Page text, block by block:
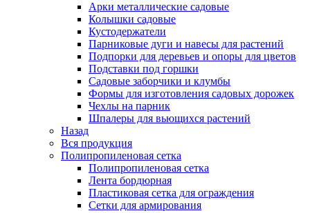
Арки металлические садовые
Колышки садовые
Кустодержатели
Парниковые дуги и навесы для растений
Подпорки для деревьев и опоры для цветов
Подставки под горшки
Садовые заборчики и клумбы
Формы для изготовления садовых дорожек
Чехлы на парник
Шпалеры для вьющихся растений
Назад
Вся продукция
Полипропиленовая сетка
Полипропиленовая сетка
Лента бордюрная
Пластиковая сетка для ограждения
Сетки для армирования